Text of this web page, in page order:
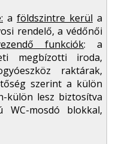
a földszintre kerül a
rendelő, a védőnői
funkciók: a
megbízotti iroda,
raktárak,
szerint a külön
külön lesz biztosítva
WC-mosdó blokkal,